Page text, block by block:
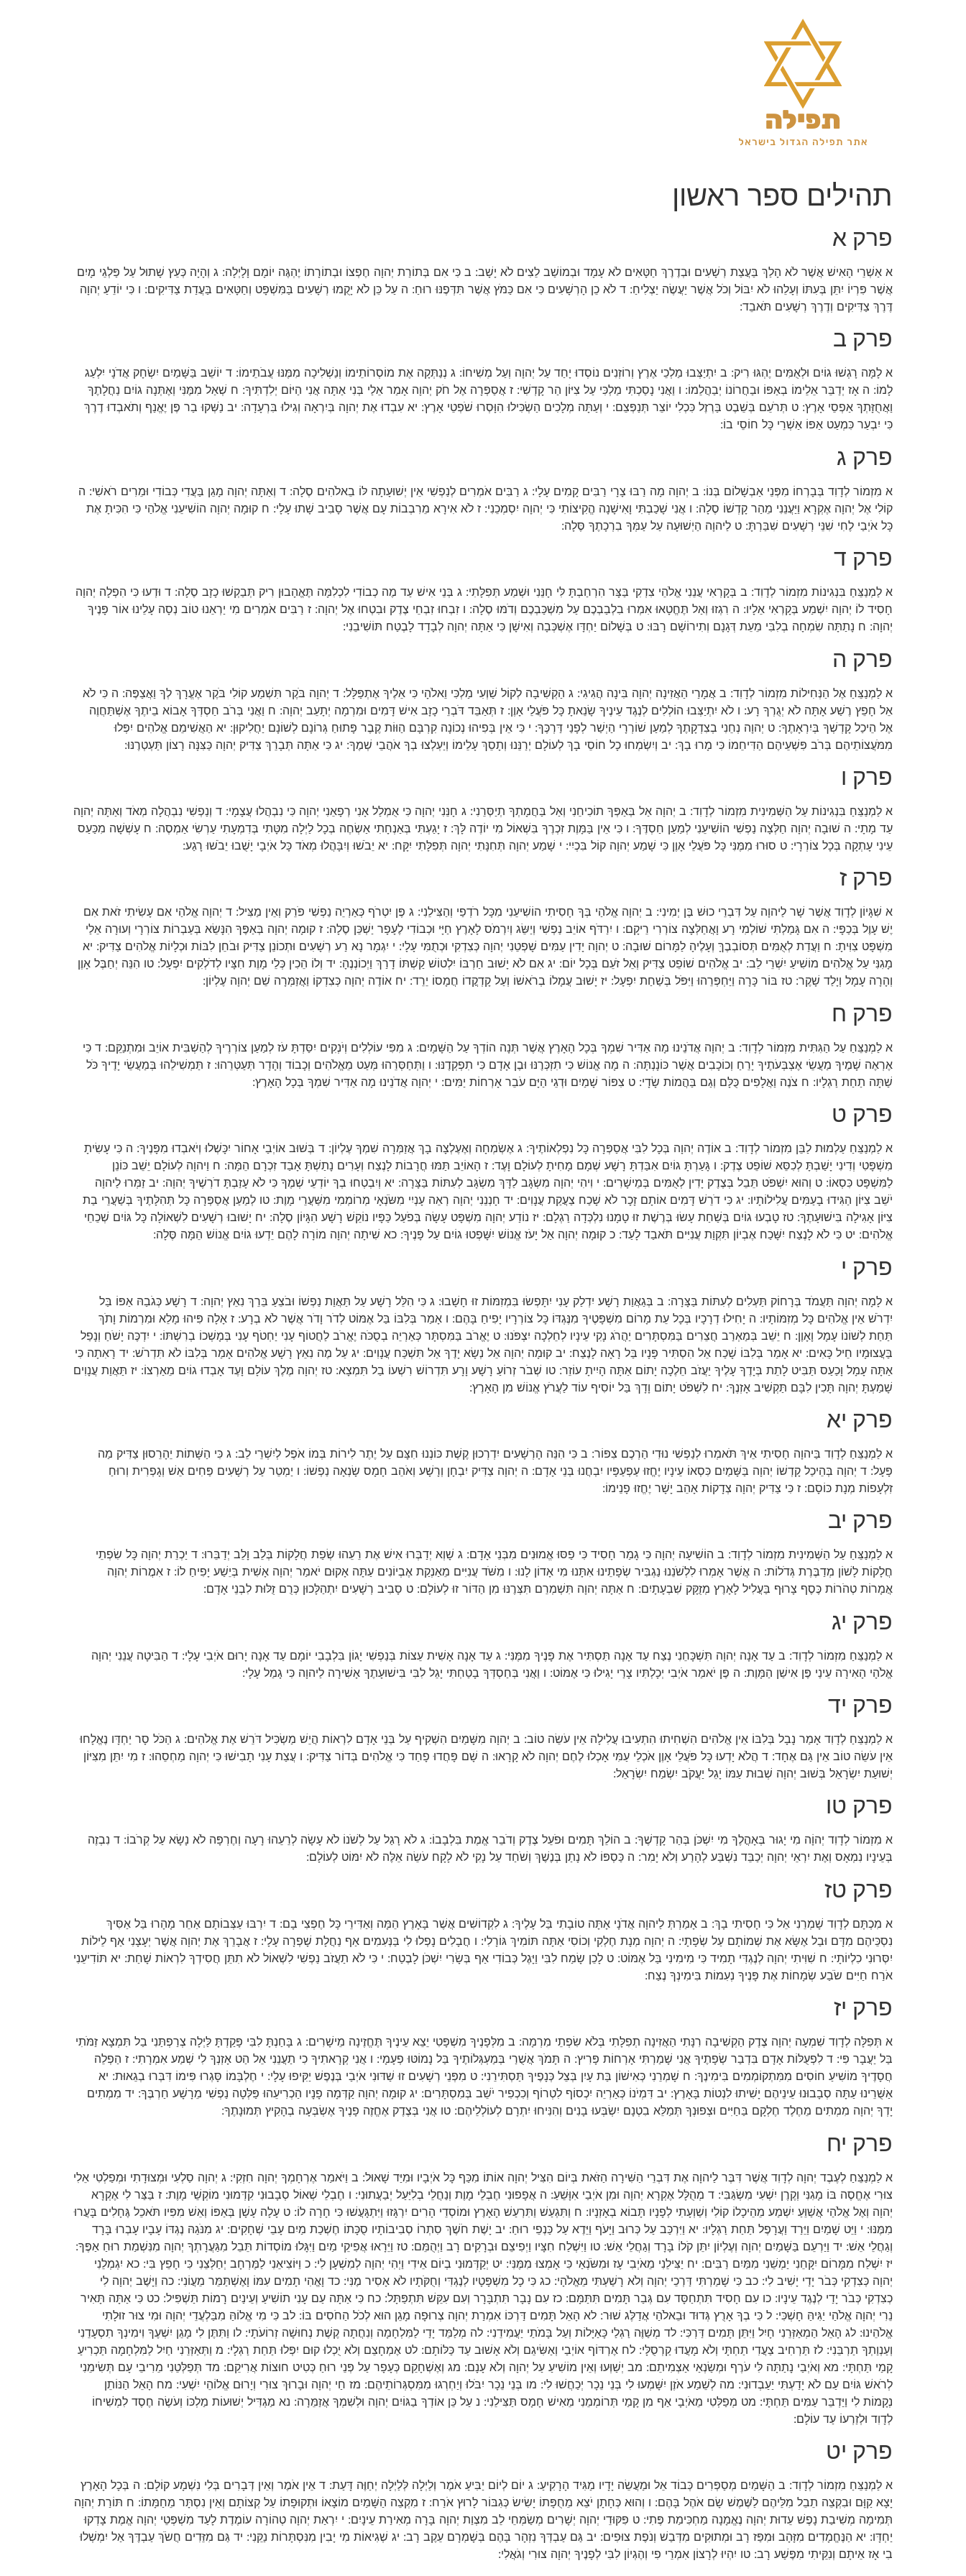
תהילים ספר ראשון
פרק א
א אַשְׁרֵי הָאִישׁ אֲשֶׁר לֹא הָלַךְ בַּעֲצַת רְשָׁעִים וּבְדֶרֶךְ חַטָּאִים לֹא עָמָד וּבְמוֹשַׁב לֵצִים לֹא יָשָׁב: ב כִּי אִם בְּתוֹרַת יְהוָה חֶפְצוֹ וּבְתוֹרָתוֹ יֶהְגֶּה יוֹמָם וָלָיְלָה: ג וְהָיָה כְּעֵץ שָׁתוּל עַל פַּלְגֵי מָיִם
אֲשֶׁר פִּרְיוֹ יִתֵּן בְּעִתּוֹ וְעָלֵהוּ לֹא יִבּוֹל וְכֹל אֲשֶׁר יַעֲשֶׂה יַצְלִיחַ: ד לֹא כֵן הָרְשָׁעִים כִּי אִם כַּמֹּץ אֲשֶׁר תִּדְּפֶנּוּ רוּחַ: ה עַל כֵּן לֹא יָקֻמוּ רְשָׁעִים בַּמִּשְׁפָּט וְחַטָּאִים בַּעֲדַת צַדִּיקִים: ו כִּי יוֹדֵעַ יְהוָה
דֶּרֶךְ צַדִּיקִים וְדֶרֶךְ רְשָׁעִים תֹּאבֵד:
פרק ב
א לָמָּה רָגְשׁוּ גוֹיִם וּלְאֻמִּים יֶהְגּוּ רִיק: ב יִתְיַצְּבוּ מַלְכֵי אֶרֶץ וְרוֹזְנִים נוֹסְדוּ יָחַד עַל יְהוָה וְעַל מְשִׁיחוֹ: ג נְנַתְּקָה אֶת מוֹסְרוֹתֵימוֹ וְנַשְׁלִיכָה מִמֶּנּוּ עֲבֹתֵימוֹ: ד יוֹשֵׁב בַּשָּׁמַיִם יִשְׂחָק אֲדֹנָי יִלְעַג
לָמוֹ: ה אָז יְדַבֵּר אֵלֵימוֹ בְאַפּוֹ וּבַחֲרוֹנוֹ יְבַהֲלֵמוֹ: ו וַאֲנִי נָסַכְתִּי מַלְכִּי עַל צִיּוֹן הַר קָדְשִׁי: ז אֲסַפְּרָה אֶל חֹק יְהוָה אָמַר אֵלַי בְּנִי אַתָּה אֲנִי הַיּוֹם יְלִדְתִּיךָ: ח שְׁאַל מִמֶּנִּי וְאֶתְּנָה גוֹיִם נַחֲלָתֶךָ
וַאֲחֻזָּתְךָ אַפְסֵי אָרֶץ: ט תְּרֹעֵם בְּשֵׁבֶט בַּרְזֶל כִּכְלִי יוֹצֵר תְּנַפְּצֵם: י וְעַתָּה מְלָכִים הַשְׂכִּילוּ הִוָּסְרוּ שֹׁפְטֵי אָרֶץ: יא עִבְדוּ אֶת יְהוָה בְּיִרְאָה וְגִילוּ בִּרְעָדָה: יב נַשְּׁקוּ בַר פֶּן יֶאֱנַף וְתֹאבְדוּ דֶרֶךְ
כִּי יִבְעַר כִּמְעַט אַפּוֹ אַשְׁרֵי כָּל חוֹסֵי בוֹ:
פרק ג
א מִזְמוֹר לְדָוִד בְּבָרְחוֹ מִפְּנֵי אַבְשָׁלוֹם בְּנוֹ: ב יְהוָה מָה רַבּוּ צָרָי רַבִּים קָמִים עָלָי: ג רַבִּים אֹמְרִים לְנַפְשִׁי אֵין יְשׁוּעָתָה לּוֹ בֵאלֹהִים סֶלָה: ד וְאַתָּה יְהוָה מָגֵן בַּעֲדִי כְּבוֹדִי וּמֵרִים רֹאשִׁי: ה
קוֹלִי אֶל יְהוָה אֶקְרָא וַיַּעֲנֵנִי מֵהַר קָדְשׁוֹ סֶלָה: ו אֲנִי שָׁכַבְתִּי וָאִישָׁנָה הֱקִיצוֹתִי כִּי יְהוָה יִסְמְכֵנִי: ז לֹא אִירָא מֵרִבְבוֹת עָם אֲשֶׁר סָבִיב שָׁתוּ עָלָי: ח קוּמָה יְהוָה הוֹשִׁיעֵנִי אֱלֹהַי כִּי הִכִּיתָ אֶת
כָּל אֹיְבַי לֶחִי שִׁנֵּי רְשָׁעִים שִׁבַּרְתָּ: ט לַיהוָה הַיְשׁוּעָה עַל עַמְּךָ בִרְכָתֶךָ סֶּלָה:
פרק ד
א לַמְנַצֵּחַ בִּנְגִינוֹת מִזְמוֹר לְדָוִד: ב בְּקָרְאִי עֲנֵנִי אֱלֹהֵי צִדְקִי בַּצָּר הִרְחַבְתָּ לִּי חָנֵּנִי וּשְׁמַע תְּפִלָּתִי: ג בְּנֵי אִישׁ עַד מֶה כְבוֹדִי לִכְלִמָּה תֶּאֱהָבוּן רִיק תְּבַקְשׁוּ כָזָב סֶלָה: ד וּדְעוּ כִּי הִפְלָה יְהוָה
חָסִיד לוֹ יְהוָה יִשְׁמַע בְּקָרְאִי אֵלָיו: ה רִגְזוּ וְאַל תֶּחֱטָאוּ אִמְרוּ בִלְבַבְכֶם עַל מִשְׁכַּבְכֶם וְדֹמּוּ סֶלָה: ו זִבְחוּ זִבְחֵי צֶדֶק וּבִטְחוּ אֶל יְהוָה: ז רַבִּים אֹמְרִים מִי יַרְאֵנוּ טוֹב נְסָה עָלֵינוּ אוֹר פָּנֶיךָ
יְהוָה: ח נָתַתָּה שִׂמְחָה בְלִבִּי מֵעֵת דְּגָנָם וְתִירוֹשָׁם רָבּוּ: ט בְּשָׁלוֹם יַחְדָּו אֶשְׁכְּבָה וְאִישָׁן כִּי אַתָּה יְהוָה לְבָדָד לָבֶטַח תּוֹשִׁיבֵנִי:
פרק ה
א לַמְנַצֵּחַ אֶל הַנְּחִילוֹת מִזְמוֹר לְדָוִד: ב אֲמָרַי הַאֲזִינָה יְהוָה בִּינָה הֲגִיגִי: ג הַקְשִׁיבָה לְקוֹל שַׁוְעִי מַלְכִּי וֵאלֹהָי כִּי אֵלֶיךָ אֶתְפַּלָּל: ד יְהוָה בֹּקֶר תִּשְׁמַע קוֹלִי בֹּקֶר אֶעֱרָךְ לְךָ וַאֲצַפֶּה: ה כִּי לֹא
אֵל חָפֵץ רֶשַׁע אָתָּה לֹא יְגֻרְךָ רָע: ו לֹא יִתְיַצְּבוּ הוֹלְלִים לְנֶגֶד עֵינֶיךָ שָׂנֵאתָ כָּל פֹּעֲלֵי אָוֶן: ז תְּאַבֵּד דֹּבְרֵי כָזָב אִישׁ דָּמִים וּמִרְמָה יְתָעֵב יְהוָה: ח וַאֲנִי בְּרֹב חַסְדְּךָ אָבוֹא בֵיתֶךָ אֶשְׁתַּחֲוֶה
אֶל הֵיכַל קָדְשְׁךָ בְּיִרְאָתֶךָ: ט יְהוָה נְחֵנִי בְצִדְקָתֶךָ לְמַעַן שׁוֹרְרָי הַיְשַׁר לְפָנַי דַּרְכֶּךָ: י כִּי אֵין בְּפִיהוּ נְכוֹנָה קִרְבָּם הַוּוֹת קֶבֶר פָּתוּחַ גְּרוֹנָם לְשׁוֹנָם יַחֲלִיקוּן: יא הַאֲשִׁימֵם אֱלֹהִים יִפְּלוּ
מִמֹּעֲצוֹתֵיהֶם בְּרֹב פִּשְׁעֵיהֶם הַדִּיחֵמוֹ כִּי מָרוּ בָךְ: יב וְיִשְׂמְחוּ כָל חוֹסֵי בָךְ לְעוֹלָם יְרַנֵּנוּ וְתָסֵךְ עָלֵימוֹ וְיַעְלְצוּ בְךָ אֹהֲבֵי שְׁמֶךָ: יג כִּי אַתָּה תְּבָרֵךְ צַדִּיק יְהוָה כַּצִּנָּה רָצוֹן תַּעְטְרֶנּוּ:
פרק ו
א לַמְנַצֵּחַ בִּנְגִינוֹת עַל הַשְּׁמִינִית מִזְמוֹר לְדָוִד: ב יְהוָה אַל בְּאַפְּךָ תוֹכִיחֵנִי וְאַל בַּחֲמָתְךָ תְיַסְּרֵנִי: ג חָנֵּנִי יְהוָה כִּי אֻמְלַל אָנִי רְפָאֵנִי יְהוָה כִּי נִבְהֲלוּ עֲצָמָי: ד וְנַפְשִׁי נִבְהֲלָה מְאֹד וְאַתָּה יְהוָה
עַד מָתָי: ה שׁוּבָה יְהוָה חַלְּצָה נַפְשִׁי הוֹשִׁיעֵנִי לְמַעַן חַסְדֶּךָ: ו כִּי אֵין בַּמָּוֶת זִכְרֶךָ בִּשְׁאוֹל מִי יוֹדֶה לָּךְ: ז יָגַעְתִּי בְּאַנְחָתִי אַשְׂחֶה בְכָל לַיְלָה מִטָּתִי בְּדִמְעָתִי עַרְשִׂי אַמְסֶה: ח עָשְׁשָׁה מִכַּעַס
עֵינִי עָתְקָה בְּכָל צוֹרְרָי: ט סוּרוּ מִמֶּנִּי כָּל פֹּעֲלֵי אָוֶן כִּי שָׁמַע יְהוָה קוֹל בִּכְיִי: י שָׁמַע יְהוָה תְּחִנָּתִי יְהוָה תְּפִלָּתִי יִקָּח: יא יֵבֹשׁוּ וְיִבָּהֲלוּ מְאֹד כָּל אֹיְבָי יָשֻׁבוּ יֵבֹשׁוּ רָגַע:
פרק ז
א שִׁגָּיוֹן לְדָוִד אֲשֶׁר שָׁר לַיהוָה עַל דִּבְרֵי כוּשׁ בֶּן יְמִינִי: ב יְהוָה אֱלֹהַי בְּךָ חָסִיתִי הוֹשִׁיעֵנִי מִכָּל רֹדְפַי וְהַצִּילֵנִי: ג פֶּן יִטְרֹף כְּאַרְיֵה נַפְשִׁי פֹּרֵק וְאֵין מַצִּיל: ד יְהוָה אֱלֹהַי אִם עָשִׂיתִי זֹאת אִם
יֶשׁ עָוֶל בְּכַפָּי: ה אִם גָּמַלְתִּי שׁוֹלְמִי רָע וָאֲחַלְּצָה צוֹרְרִי רֵיקָם: ו יִרַדֹּף אוֹיֵב נַפְשִׁי וְיַשֵּׂג וְיִרְמֹס לָאָרֶץ חַיָּי וּכְבוֹדִי לֶעָפָר יַשְׁכֵּן סֶלָה: ז קוּמָה יְהוָה בְּאַפֶּךָ הִנָּשֵׂא בְּעַבְרוֹת צוֹרְרָי וְעוּרָה אֵלַי
מִשְׁפָּט צִוִּיתָ: ח וַעֲדַת לְאֻמִּים תְּסוֹבְבֶךָּ וְעָלֶיהָ לַמָּרוֹם שׁוּבָה: ט יְהוָה יָדִין עַמִּים שָׁפְטֵנִי יְהוָה כְּצִדְקִי וּכְתֻמִּי עָלָי: י יִגְמָר נָא רַע רְשָׁעִים וּתְכוֹנֵן צַדִּיק וּבֹחֵן לִבּוֹת וּכְלָיוֹת אֱלֹהִים צַדִּיק: יא
מָגִנִּי עַל אֱלֹהִים מוֹשִׁיעַ יִשְׁרֵי לֵב: יב אֱלֹהִים שׁוֹפֵט צַדִּיק וְאֵל זֹעֵם בְּכָל יוֹם: יג אִם לֹא יָשׁוּב חַרְבּוֹ יִלְטוֹשׁ קַשְׁתּוֹ דָרַךְ וַיְכוֹנְנֶהָ: יד וְלוֹ הֵכִין כְּלֵי מָוֶת חִצָּיו לְדֹלְקִים יִפְעָל: טו הִנֵּה יְחַבֶּל אָוֶן
וְהָרָה עָמָל וְיָלַד שָׁקֶר: טז בּוֹר כָּרָה וַיַּחְפְּרֵהוּ וַיִּפֹּל בְּשַׁחַת יִפְעָל: יז יָשׁוּב עֲמָלוֹ בְרֹאשׁוֹ וְעַל קָדְקֳדוֹ חֲמָסוֹ יֵרֵד: יח אוֹדֶה יְהוָה כְּצִדְקוֹ וַאֲזַמְּרָה שֵׁם יְהוָה עֶלְיוֹן:
פרק ח
א לַמְנַצֵּחַ עַל הַגִּתִּית מִזְמוֹר לְדָוִד: ב יְהוָה אֲדֹנֵינוּ מָה אַדִּיר שִׁמְךָ בְּכָל הָאָרֶץ אֲשֶׁר תְּנָה הוֹדְךָ עַל הַשָּׁמָיִם: ג מִפִּי עוֹלְלִים וְיֹנְקִים יִסַּדְתָּ עֹז לְמַעַן צוֹרְרֶיךָ לְהַשְׁבִּית אוֹיֵב וּמִתְנַקֵּם: ד כִּי
אֶרְאֶה שָׁמֶיךָ מַעֲשֵׂי אֶצְבְּעֹתֶיךָ יָרֵחַ וְכוֹכָבִים אֲשֶׁר כּוֹנָנְתָּה: ה מָה אֱנוֹשׁ כִּי תִזְכְּרֶנּוּ וּבֶן אָדָם כִּי תִפְקְדֶנּוּ: ו וַתְּחַסְּרֵהוּ מְּעַט מֵאֱלֹהִים וְכָבוֹד וְהָדָר תְּעַטְּרֵהוּ: ז תַּמְשִׁילֵהוּ בְּמַעֲשֵׂי יָדֶיךָ כֹּל
שַׁתָּה תַחַת רַגְלָיו: ח צֹנֶה וַאֲלָפִים כֻּלָּם וְגַם בַּהֲמוֹת שָׂדָי: ט צִפּוֹר שָׁמַיִם וּדְגֵי הַיָּם עֹבֵר אָרְחוֹת יַמִּים: י יְהוָה אֲדֹנֵינוּ מָה אַדִּיר שִׁמְךָ בְּכָל הָאָרֶץ:
פרק ט
א לַמְנַצֵּחַ עַלְמוּת לַבֵּן מִזְמוֹר לְדָוִד: ב אוֹדֶה יְהוָה בְּכָל לִבִּי אֲסַפְּרָה כָּל נִפְלְאוֹתֶיךָ: ג אֶשְׂמְחָה וְאֶעֶלְצָה בָךְ אֲזַמְּרָה שִׁמְךָ עֶלְיוֹן: ד בְּשׁוּב אוֹיְבַי אָחוֹר יִכָּשְׁלוּ וְיֹאבְדוּ מִפָּנֶיךָ: ה כִּי עָשִׂיתָ
מִשְׁפָּטִי וְדִינִי יָשַׁבְתָּ לְכִסֵּא שׁוֹפֵט צֶדֶק: ו גָּעַרְתָּ גוֹיִם אִבַּדְתָּ רָשָׁע שְׁמָם מָחִיתָ לְעוֹלָם וָעֶד: ז הָאוֹיֵב תַּמּוּ חֳרָבוֹת לָנֶצַח וְעָרִים נָתַשְׁתָּ אָבַד זִכְרָם הֵמָּה: ח וַיהוָה לְעוֹלָם יֵשֵׁב כּוֹנֵן
לַמִּשְׁפָּט כִּסְאוֹ: ט וְהוּא יִשְׁפֹּט תֵּבֵל בְּצֶדֶק יָדִין לְאֻמִּים בְּמֵישָׁרִים: י וִיהִי יְהוָה מִשְׂגָּב לַדָּךְ מִשְׂגָּב לְעִתּוֹת בַּצָּרָה: יא וְיִבְטְחוּ בְךָ יוֹדְעֵי שְׁמֶךָ כִּי לֹא עָזַבְתָּ דֹרְשֶׁיךָ יְהוָה: יב זַמְּרוּ לַיהוָה
יֹשֵׁב צִיּוֹן הַגִּידוּ בָעַמִּים עֲלִילוֹתָיו: יג כִּי דֹרֵשׁ דָּמִים אוֹתָם זָכָר לֹא שָׁכַח צַעֲקַת עֲנָוִים: יד חָנְנֵנִי יְהוָה רְאֵה עָנְיִי מִשֹּׂנְאָי מְרוֹמְמִי מִשַּׁעֲרֵי מָוֶת: טו לְמַעַן אֲסַפְּרָה כָּל תְּהִלָּתֶיךָ בְּשַׁעֲרֵי בַת
צִיּוֹן אָגִילָה בִּישׁוּעָתֶךָ: טז טָבְעוּ גוֹיִם בְּשַׁחַת עָשׂוּ בְּרֶשֶׁת זוּ טָמָנוּ נִלְכְּדָה רַגְלָם: יז נוֹדַע יְהוָה מִשְׁפָּט עָשָׂה בְּפֹעַל כַּפָּיו נוֹקֵשׁ רָשָׁע הִגָּיוֹן סֶלָה: יח יָשׁוּבוּ רְשָׁעִים לִשְׁאוֹלָה כָּל גּוֹיִם שְׁכֵחֵי
אֱלֹהִים: יט כִּי לֹא לָנֶצַח יִשָּׁכַח אֶבְיוֹן תִּקְוַת עֲנִיִּים תֹּאבַד לָעַד: כ קוּמָה יְהוָה אַל יָעֹז אֱנוֹשׁ יִשָּׁפְטוּ גוֹיִם עַל פָּנֶיךָ: כא שִׁיתָה יְהוָה מוֹרָה לָהֶם יֵדְעוּ גוֹיִם אֱנוֹשׁ הֵמָּה סֶּלָה:
פרק י
א לָמָה יְהוָה תַּעֲמֹד בְּרָחוֹק תַּעְלִים לְעִתּוֹת בַּצָּרָה: ב בְּגַאֲוַת רָשָׁע יִדְלַק עָנִי יִתָּפְשׂוּ בִּמְזִמּוֹת זוּ חָשָׁבוּ: ג כִּי הִלֵּל רָשָׁע עַל תַּאֲוַת נַפְשׁוֹ וּבֹצֵעַ בֵּרֵךְ נִאֵץ יְהוָה: ד רָשָׁע כְּגֹבַהּ אַפּוֹ בַּל
יִדְרֹשׁ אֵין אֱלֹהִים כָּל מְזִמּוֹתָיו: ה יָחִילוּ דְרָכָיו בְּכָל עֵת מָרוֹם מִשְׁפָּטֶיךָ מִנֶּגְדּוֹ כָּל צוֹרְרָיו יָפִיחַ בָּהֶם: ו אָמַר בְּלִבּוֹ בַּל אֶמּוֹט לְדֹר וָדֹר אֲשֶׁר לֹא בְרָע: ז אָלָה פִּיהוּ מָלֵא וּמִרְמוֹת וָתֹךְ
תַּחַת לְשׁוֹנוֹ עָמָל וָאָוֶן: ח יֵשֵׁב בְּמַאְרַב חֲצֵרִים בַּמִּסְתָּרִים יַהֲרֹג נָקִי עֵינָיו לְחֵלְכָה יִצְפֹּנוּ: ט יֶאֱרֹב בַּמִּסְתָּר כְּאַרְיֵה בְסֻכֹּה יֶאֱרֹב לַחֲטוֹף עָנִי יַחְטֹף עָנִי בְּמָשְׁכוֹ בְרִשְׁתּוֹ: י יִדְכֶּה יָשֹׁחַ וְנָפַל
בַּעֲצוּמָיו חֵיל כָּאִים: יא אָמַר בְּלִבּוֹ שָׁכַח אֵל הִסְתִּיר פָּנָיו בַּל רָאָה לָנֶצַח: יב קוּמָה יְהוָה אֵל נְשָׂא יָדֶךָ אַל תִּשְׁכַּח עֲנָוִים: יג עַל מֶה נִאֵץ רָשָׁע אֱלֹהִים אָמַר בְּלִבּוֹ לֹא תִּדְרֹשׁ: יד רָאִתָה כִּי
אַתָּה עָמָל וָכַעַס תַּבִּיט לָתֵת בְּיָדֶךָ עָלֶיךָ יַעֲזֹב חֵלֶכָה יָתוֹם אַתָּה הָיִיתָ עוֹזֵר: טו שְׁבֹר זְרוֹעַ רָשָׁע וָרָע תִּדְרוֹשׁ רִשְׁעוֹ בַל תִּמְצָא: טז יְהוָה מֶלֶךְ עוֹלָם וָעֶד אָבְדוּ גוֹיִם מֵאַרְצוֹ: יז תַּאֲוַת עֲנָוִים
שָׁמַעְתָּ יְהוָה תָּכִין לִבָּם תַּקְשִׁיב אָזְנֶךָ: יח לִשְׁפֹּט יָתוֹם וָדָךְ בַּל יוֹסִיף עוֹד לַעֲרֹץ אֱנוֹשׁ מִן הָאָרֶץ:
פרק יא
א לַמְנַצֵּחַ לְדָוִד בַּיהוָה חָסִיתִי אֵיךְ תֹּאמְרוּ לְנַפְשִׁי נוּדִי הַרְכֶם צִפּוֹר: ב כִּי הִנֵּה הָרְשָׁעִים יִדְרְכוּן קֶשֶׁת כּוֹנְנוּ חִצָּם עַל יֶתֶר לִירוֹת בְּמוֹ אֹפֶל לְיִשְׁרֵי לֵב: ג כִּי הַשָּׁתוֹת יֵהָרֵסוּן צַדִּיק מַה
פָּעָל: ד יְהוָה בְּהֵיכַל קָדְשׁוֹ יְהוָה בַּשָּׁמַיִם כִּסְאוֹ עֵינָיו יֶחֱזוּ עַפְעַפָּיו יִבְחֲנוּ בְּנֵי אָדָם: ה יְהוָה צַדִּיק יִבְחָן וְרָשָׁע וְאֹהֵב חָמָס שָׂנְאָה נַפְשׁוֹ: ו יַמְטֵר עַל רְשָׁעִים פַּחִים אֵשׁ וְגָפְרִית וְרוּחַ
זִלְעָפוֹת מְנָת כּוֹסָם: ז כִּי צַדִּיק יְהוָה צְדָקוֹת אָהֵב יָשָׁר יֶחֱזוּ פָנֵימוֹ:
פרק יב
א לַמְנַצֵּחַ עַל הַשְּׁמִינִית מִזְמוֹר לְדָוִד: ב הוֹשִׁיעָה יְהוָה כִּי גָמַר חָסִיד כִּי פַסּוּ אֱמוּנִים מִבְּנֵי אָדָם: ג שָׁוְא יְדַבְּרוּ אִישׁ אֶת רֵעֵהוּ שְׂפַת חֲלָקוֹת בְּלֵב וָלֵב יְדַבֵּרוּ: ד יַכְרֵת יְהוָה כָּל שִׂפְתֵי
חֲלָקוֹת לָשׁוֹן מְדַבֶּרֶת גְּדֹלוֹת: ה אֲשֶׁר אָמְרוּ לִלְשֹׁנֵנוּ נַגְבִּיר שְׂפָתֵינוּ אִתָּנוּ מִי אָדוֹן לָנוּ: ו מִשֹּׁד עֲנִיִּים מֵאַנְקַת אֶבְיוֹנִים עַתָּה אָקוּם יֹאמַר יְהוָה אָשִׁית בְּיֵשַׁע יָפִיחַ לוֹ: ז אִמֲרוֹת יְהוָה
אֲמָרוֹת טְהֹרוֹת כֶּסֶף צָרוּף בַּעֲלִיל לָאָרֶץ מְזֻקָּק שִׁבְעָתָיִם: ח אַתָּה יְהוָה תִּשְׁמְרֵם תִּצְּרֶנּוּ מִן הַדּוֹר זוּ לְעוֹלָם: ט סָבִיב רְשָׁעִים יִתְהַלָּכוּן כְּרֻם זֻלּוּת לִבְנֵי אָדָם:
פרק יג
א לַמְנַצֵּחַ מִזְמוֹר לְדָוִד: ב עַד אָנָה יְהוָה תִּשְׁכָּחֵנִי נֶצַח עַד אָנָה תַּסְתִּיר אֶת פָּנֶיךָ מִמֶּנִּי: ג עַד אָנָה אָשִׁית עֵצוֹת בְּנַפְשִׁי יָגוֹן בִּלְבָבִי יוֹמָם עַד אָנָה יָרוּם אֹיְבִי עָלָי: ד הַבִּיטָה עֲנֵנִי יְהוָה
אֱלֹהָי הָאִירָה עֵינַי פֶּן אִישַׁן הַמָּוֶת: ה פֶּן יֹאמַר אֹיְבִי יְכָלְתִּיו צָרַי יָגִילוּ כִּי אֶמּוֹט: ו וַאֲנִי בְּחַסְדְּךָ בָטַחְתִּי יָגֵל לִבִּי בִּישׁוּעָתֶךָ אָשִׁירָה לַיהוָה כִּי גָמַל עָלָי:
פרק יד
א לַמְנַצֵּחַ לְדָוִד אָמַר נָבָל בְּלִבּוֹ אֵין אֱלֹהִים הִשְׁחִיתוּ הִתְעִיבוּ עֲלִילָה אֵין עֹשֵׂה טוֹב: ב יְהוָה מִשָּׁמַיִם הִשְׁקִיף עַל בְּנֵי אָדָם לִרְאוֹת הֲיֵשׁ מַשְׂכִּיל דֹּרֵשׁ אֶת אֱלֹהִים: ג הַכֹּל סָר יַחְדָּו נֶאֱלָחוּ
אֵין עֹשֵׂה טוֹב אֵין גַּם אֶחָד: ד הֲלֹא יָדְעוּ כָּל פֹּעֲלֵי אָוֶן אֹכְלֵי עַמִּי אָכְלוּ לֶחֶם יְהוָה לֹא קָרָאוּ: ה שָׁם פָּחֲדוּ פָחַד כִּי אֱלֹהִים בְּדוֹר צַדִּיק: ו עֲצַת עָנִי תָבִישׁוּ כִּי יְהוָה מַחְסֵהוּ: ז מִי יִתֵּן מִצִּיּוֹן
יְשׁוּעַת יִשְׂרָאֵל בְּשׁוּב יְהוָה שְׁבוּת עַמּוֹ יָגֵל יַעֲקֹב יִשְׂמַח יִשְׂרָאֵל:
פרק טו
א מִזְמוֹר לְדָוִד יְהוָֹה מִי יָגוּר בְּאָהֳלֶךָ מִי יִשְׁכֹּן בְּהַר קָדְשֶׁךָ: ב הוֹלֵךְ תָּמִים וּפֹעֵל צֶדֶק וְדֹבֵר אֱמֶת בִּלְבָבוֹ: ג לֹא רָגַל עַל לְשֹׁנוֹ לֹא עָשָׂה לְרֵעֵהוּ רָעָה וְחֶרְפָּה לֹא נָשָׂא עַל קְרֹבוֹ: ד נִבְזֶה
בְּעֵינָיו נִמְאָס וְאֶת יִרְאֵי יְהוָה יְכַבֵּד נִשְׁבַּע לְהָרַע וְלֹא יָמִר: ה כַּסְפּוֹ לֹא נָתַן בְּנֶשֶׁךְ וְשֹׁחַד עַל נָקִי לֹא לָקָח עֹשֵׂה אֵלֶּה לֹא יִמּוֹט לְעוֹלָם:
פרק טז
א מִכְתָּם לְדָוִד שָׁמְרֵנִי אֵל כִּי חָסִיתִי בָךְ: ב אָמַרְתְּ לַיהוָה אֲדֹנָי אָתָּה טוֹבָתִי בַּל עָלֶיךָ: ג לִקְדוֹשִׁים אֲשֶׁר בָּאָרֶץ הֵמָּה וְאַדִּירֵי כָּל חֶפְצִי בָם: ד יִרְבּוּ עַצְּבוֹתָם אַחֵר מָהָרוּ בַּל אַסִּיךְ
נִסְכֵּיהֶם מִדָּם וּבַל אֶשָּׂא אֶת שְׁמוֹתָם עַל שְׂפָתָי: ה יְהוָה מְנָת חֶלְקִי וְכוֹסִי אַתָּה תּוֹמִיךְ גּוֹרָלִי: ו חֲבָלִים נָפְלוּ לִי בַּנְּעִמִים אַף נַחֲלָת שָׁפְרָה עָלָי: ז אֲבָרֵךְ אֶת יְהוָה אֲשֶׁר יְעָצָנִי אַף לֵילוֹת
יִסְּרוּנִי כִלְיוֹתָי: ח שִׁוִּיתִי יְהוָה לְנֶגְדִּי תָמִיד כִּי מִימִינִי בַּל אֶמּוֹט: ט לָכֵן שָׂמַח לִבִּי וַיָּגֶל כְּבוֹדִי אַף בְּשָׂרִי יִשְׁכֹּן לָבֶטַח: י כִּי לֹא תַעֲזֹב נַפְשִׁי לִשְׁאוֹל לֹא תִתֵּן חֲסִידְךָ לִרְאוֹת שָׁחַת: יא תּוֹדִיעֵנִי
אֹרַח חַיִּים שֹׂבַע שְׂמָחוֹת אֶת פָּנֶיךָ נְעִמוֹת בִּימִינְךָ נֶצַח:
פרק יז
א תְּפִלָּה לְדָוִד שִׁמְעָה יְהוָה צֶדֶק הַקְשִׁיבָה רִנָּתִי הַאֲזִינָה תְפִלָּתִי בְּלֹא שִׂפְתֵי מִרְמָה: ב מִלְּפָנֶיךָ מִשְׁפָּטִי יֵצֵא עֵינֶיךָ תֶּחֱזֶינָה מֵישָׁרִים: ג בָּחַנְתָּ לִבִּי פָּקַדְתָּ לַּיְלָה צְרַפְתַּנִי בַל תִּמְצָא זַמֹּתִי
בַּל יַעֲבָר פִּי: ד לִפְעֻלּוֹת אָדָם בִּדְבַר שְׂפָתֶיךָ אֲנִי שָׁמַרְתִּי אָרְחוֹת פָּרִיץ: ה תָּמֹךְ אֲשֻׁרַי בְּמַעְגְּלוֹתֶיךָ בַּל נָמוֹטּוּ פְעָמָי: ו אֲנִי קְרָאתִיךָ כִי תַעֲנֵנִי אֵל הַט אָזְנְךָ לִי שְׁמַע אִמְרָתִי: ז הַפְלֵה
חֲסָדֶיךָ מוֹשִׁיעַ חוֹסִים מִמִּתְקוֹמְמִים בִּימִינֶךָ: ח שָׁמְרֵנִי כְּאִישׁוֹן בַּת עָיִן בְּצֵל כְּנָפֶיךָ תַּסְתִּירֵנִי: ט מִפְּנֵי רְשָׁעִים זוּ שַׁדּוּנִי אֹיְבַי בְּנֶפֶשׁ יַקִּיפוּ עָלָי: י חֶלְבָּמוֹ סָּגְרוּ פִּימוֹ דִּבְּרוּ בְגֵאוּת: יא
אַשֻּׁרֵינוּ עַתָּה סְבָבוּנוּ עֵינֵיהֶם יָשִׁיתוּ לִנְטוֹת בָּאָרֶץ: יב דִּמְיֹנוֹ כְּאַרְיֵה יִכְסוֹף לִטְרוֹף וְכִכְפִיר יֹשֵׁב בְּמִסְתָּרִים: יג קוּמָה יְהוָה קַדְּמָה פָנָיו הַכְרִיעֵהוּ פַּלְּטָה נַפְשִׁי מֵרָשָׁע חַרְבֶּךָ: יד מִמְתִים
יָדְךָ יְהוָה מִמְתִים מֵחֶלֶד חֶלְקָם בַּחַיִּים וּצְפוּנְךָ תְּמַלֵּא בִטְנָם יִשְׂבְּעוּ בָנִים וְהִנִּיחוּ יִתְרָם לְעוֹלְלֵיהֶם: טו אֲנִי בְּצֶדֶק אֶחֱזֶה פָנֶיךָ אֶשְׂבְּעָה בְהָקִיץ תְּמוּנָתֶךָ:
פרק יח
א לַמְנַצֵּחַ לְעֶבֶד יְהוָה לְדָוִד אֲשֶׁר דִּבֶּר לַיהוָה אֶת דִּבְרֵי הַשִּׁירָה הַזֹּאת בְּיוֹם הִצִּיל יְהוָה אוֹתוֹ מִכַּף כָּל אֹיְבָיו וּמִיַּד שָׁאוּל: ב וַיֹּאמַר אֶרְחָמְךָ יְהוָה חִזְקִי: ג יְהוָה סַלְעִי וּמְצוּדָתִי וּמְפַלְטִי אֵלִי
צוּרִי אֶחֱסֶה בּוֹ מָגִנִּי וְקֶרֶן יִשְׁעִי מִשְׂגַּבִּי: ד מְהֻלָּל אֶקְרָא יְהוָה וּמִן אֹיְבַי אִוָּשֵׁעַ: ה אֲפָפוּנִי חֶבְלֵי מָוֶת וְנַחֲלֵי בְלִיַּעַל יְבַעֲתוּנִי: ו חֶבְלֵי שְׁאוֹל סְבָבוּנִי קִדְּמוּנִי מוֹקְשֵׁי מָוֶת: ז בַּצַּר לִי אֶקְרָא
יְהוָה וְאֶל אֱלֹהַי אֲשַׁוֵּעַ יִשְׁמַע מֵהֵיכָלוֹ קוֹלִי וְשַׁוְעָתִי לְפָנָיו תָּבוֹא בְאָזְנָיו: ח וַתִּגְעַשׁ וַתִּרְעַשׁ הָאָרֶץ וּמוֹסְדֵי הָרִים יִרְגָּזוּ וַיִּתְגָּעֲשׁוּ כִּי חָרָה לוֹ: ט עָלָה עָשָׁן בְּאַפּוֹ וְאֵשׁ מִפִּיו תֹּאכֵל גֶּחָלִים בָּעֲרוּ
מִמֶּנּוּ: י וַיֵּט שָׁמַיִם וַיֵּרַד וַעֲרָפֶל תַּחַת רַגְלָיו: יא וַיִּרְכַּב עַל כְּרוּב וַיָּעֹף וַיֵּדֶא עַל כַּנְפֵי רוּחַ: יב יָשֶׁת חֹשֶׁךְ סִתְרוֹ סְבִיבוֹתָיו סֻכָּתוֹ חֶשְׁכַת מַיִם עָבֵי שְׁחָקִים: יג מִנֹּגַהּ נֶגְדּוֹ עָבָיו עָבְרוּ בָּרָד
וְגַחֲלֵי אֵשׁ: יד וַיַּרְעֵם בַּשָּׁמַיִם יְהוָה וְעֶלְיוֹן יִתֵּן קֹלוֹ בָּרָד וְגַחֲלֵי אֵשׁ: טו וַיִּשְׁלַח חִצָּיו וַיְפִיצֵם וּבְרָקִים רָב וַיְהֻמֵּם: טז וַיֵּרָאוּ אֲפִיקֵי מַיִם וַיִּגָּלוּ מוֹסְדוֹת תֵּבֵל מִגַּעֲרָתְךָ יְהוָה מִנִּשְׁמַת רוּחַ אַפֶּךָ:
יז יִשְׁלַח מִמָּרוֹם יִקָּחֵנִי יַמְשֵׁנִי מִמַּיִם רַבִּים: יח יַצִּילֵנִי מֵאֹיְבִי עָז וּמִשֹּׂנְאַי כִּי אָמְצוּ מִמֶּנִּי: יט יְקַדְּמוּנִי בְיוֹם אֵידִי וַיְהִי יְהוָה לְמִשְׁעָן לִי: כ וַיּוֹצִיאֵנִי לַמֶּרְחָב יְחַלְּצֵנִי כִּי חָפֵץ בִּי: כא יִגְמְלֵנִי
יְהוָה כְּצִדְקִי כְּבֹר יָדַי יָשִׁיב לִי: כב כִּי שָׁמַרְתִּי דַּרְכֵי יְהוָה וְלֹא רָשַׁעְתִּי מֵאֱלֹהָי: כג כִּי כָל מִשְׁפָּטָיו לְנֶגְדִּי וְחֻקֹּתָיו לֹא אָסִיר מֶנִּי: כד וָאֱהִי תָמִים עִמּוֹ וָאֶשְׁתַּמֵּר מֵעֲוֹנִי: כה וַיָּשֶׁב יְהוָה לִי
כְצִדְקִי כְּבֹר יָדַי לְנֶגֶד עֵינָיו: כו עִם חָסִיד תִּתְחַסָּד עִם גְּבַר תָּמִים תִּתַּמָּם: כז עִם נָבָר תִּתְבָּרָר וְעִם עִקֵּשׁ תִּתְפַּתָּל: כח כִּי אַתָּה עַם עָנִי תוֹשִׁיעַ וְעֵינַיִם רָמוֹת תַּשְׁפִּיל: כט כִּי אַתָּה תָּאִיר
נֵרִי יְהוָה אֱלֹהַי יַגִּיהַּ חָשְׁכִּי: ל כִּי בְךָ אָרֻץ גְּדוּד וּבֵאלֹהַי אֲדַלֶּג שׁוּר: לא הָאֵל תָּמִים דַּרְכּוֹ אִמְרַת יְהוָה צְרוּפָה מָגֵן הוּא לְכֹל הַחֹסִים בּוֹ: לב כִּי מִי אֱלוֹהַּ מִבַּלְעֲדֵי יְהוָה וּמִי צוּר זוּלָתִי
אֱלֹהֵינוּ: לג הָאֵל הַמְאַזְּרֵנִי חָיִל וַיִּתֵּן תָּמִים דַּרְכִּי: לד מְשַׁוֶּה רַגְלַי כָּאַיָּלוֹת וְעַל בָּמֹתַי יַעֲמִידֵנִי: לה מְלַמֵּד יָדַי לַמִּלְחָמָה וְנִחֲתָה קֶשֶׁת נְחוּשָׁה זְרוֹעֹתָי: לו וַתִּתֶּן לִי מָגֵן יִשְׁעֶךָ וִימִינְךָ תִסְעָדֵנִי
וְעַנְוַתְךָ תַרְבֵּנִי: לז תַּרְחִיב צַעֲדִי תַחְתָּי וְלֹא מָעֲדוּ קַרְסֻלָּי: לח אֶרְדּוֹף אוֹיְבַי וְאַשִּׂיגֵם וְלֹא אָשׁוּב עַד כַּלּוֹתָם: לט אֶמְחָצֵם וְלֹא יֻכְלוּ קוּם יִפְּלוּ תַּחַת רַגְלָי: מ וַתְּאַזְּרֵנִי חַיִל לַמִּלְחָמָה תַּכְרִיעַ
קָמַי תַּחְתָּי: מא וְאֹיְבַי נָתַתָּה לִּי עֹרֶף וּמְשַׂנְאַי אַצְמִיתֵם: מב יְשַׁוְּעוּ וְאֵין מוֹשִׁיעַ עַל יְהוָה וְלֹא עָנָם: מג וְאֶשְׁחָקֵם כְּעָפָר עַל פְּנֵי רוּחַ כְּטִיט חוּצוֹת אֲרִיקֵם: מד תְּפַלְּטֵנִי מֵרִיבֵי עָם תְּשִׂימֵנִי
לְרֹאשׁ גּוֹיִם עַם לֹא יָדַעְתִּי יַעַבְדוּנִי: מה לְשֵׁמַע אֹזֶן יִשָּׁמְעוּ לִי בְּנֵי נֵכָר יְכַחֲשׁוּ לִי: מו בְּנֵי נֵכָר יִבֹּלוּ וְיַחְרְגוּ מִמִּסְגְּרוֹתֵיהֶם: מז חַי יְהוָה וּבָרוּךְ צוּרִי וְיָרוּם אֱלוֹהֵי יִשְׁעִי: מח הָאֵל הַנּוֹתֵן
נְקָמוֹת לִי וַיַּדְבֵּר עַמִּים תַּחְתָּי: מט מְפַלְּטִי מֵאֹיְבָי אַף מִן קָמַי תְּרוֹמְמֵנִי מֵאִישׁ חָמָס תַּצִּילֵנִי: נ עַל כֵּן אוֹדְךָ בַגּוֹיִם יְהוָה וּלְשִׁמְךָ אֲזַמֵּרָה: נא מַגְדִּיל יְשׁוּעוֹת מַלְכּוֹ וְעֹשֶׂה חֶסֶד לִמְשִׁיחוֹ
לְדָוִד וּלְזַרְעוֹ עַד עוֹלָם:
פרק יט
א לַמְנַצֵּחַ מִזְמוֹר לְדָוִד: ב הַשָּׁמַיִם מְסַפְּרִים כְּבוֹד אֵל וּמַעֲשֵׂה יָדָיו מַגִּיד הָרָקִיעַ: ג יוֹם לְיוֹם יַבִּיעַ אֹמֶר וְלַיְלָה לְּלַיְלָה יְחַוֶּה דָּעַת: ד אֵין אֹמֶר וְאֵין דְּבָרִים בְּלִי נִשְׁמָע קוֹלָם: ה בְּכָל הָאָרֶץ
יָצָא קַוָּם וּבִקְצֵה תֵבֵל מִלֵּיהֶם לַשֶּׁמֶשׁ שָׂם אֹהֶל בָּהֶם: ו וְהוּא כְּחָתָן יֹצֵא מֵחֻפָּתוֹ יָשִׂישׂ כְּגִבּוֹר לָרוּץ אֹרַח: ז מִקְצֵה הַשָּׁמַיִם מוֹצָאוֹ וּתְקוּפָתוֹ עַל קְצוֹתָם וְאֵין נִסְתָּר מֵחַמָּתוֹ: ח תּוֹרַת יְהוָה
תְּמִימָה מְשִׁיבַת נָפֶשׁ עֵדוּת יְהוָה נֶאֱמָנָה מַחְכִּימַת פֶּתִי: ט פִּקּוּדֵי יְהוָה יְשָׁרִים מְשַׂמְּחֵי לֵב מִצְוַת יְהוָה בָּרָה מְאִירַת עֵינָיִם: י יִרְאַת יְהוָה טְהוֹרָה עוֹמֶדֶת לָעַד מִשְׁפְּטֵי יְהוָה אֱמֶת צָדְקוּ
יַחְדָּו: יא הַנֶּחֱמָדִים מִזָּהָב וּמִפַּז רָב וּמְתוּקִים מִדְּבַשׁ וְנֹפֶת צוּפִים: יב גַּם עַבְדְּךָ נִזְהָר בָּהֶם בְּשָׁמְרָם עֵקֶב רָב: יג שְׁגִיאוֹת מִי יָבִין מִנִּסְתָּרוֹת נַקֵּנִי: יד גַּם מִזֵּדִים חֲשֹׂךְ עַבְדֶּךָ אַל יִמְשְׁלוּ
בִי אָז אֵיתָם וְנִקֵּיתִי מִפֶּשַׁע רָב: טו יִהְיוּ לְרָצוֹן אִמְרֵי פִי וְהֶגְיוֹן לִבִּי לְפָנֶיךָ יְהוָה צוּרִי וְגֹאֲלִי: